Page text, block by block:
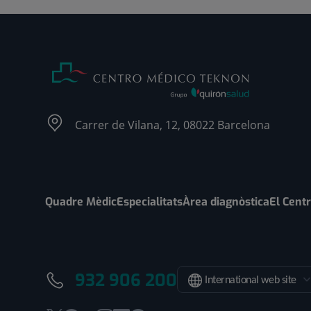
Carrer de Vilana, 12, 08022 Barcelona
Quadre MèdicEspecialitatsÀrea diagnòsticaEl
932 906 200 International web site